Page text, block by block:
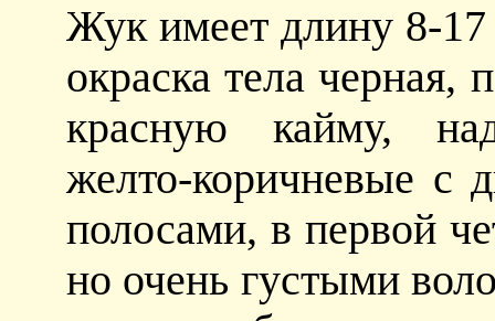
Жук имеет длину 8-17
окраска тела черная,
красную кайму,
желто-коричневые с
полосами, в первой
но очень густыми